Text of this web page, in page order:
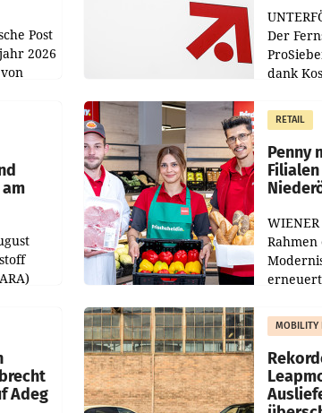
Post
2026
Plus
Der
dank
gemacht
Filialen
RETAIL
Penny
WIENER
Die
Haag
Adeg
MOBILITY